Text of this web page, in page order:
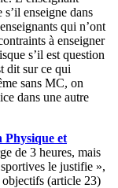
enseigne dans
qui n’ont
à enseigner
s’il est question
dit sur ce qui
sans MC, on
dans une autre
Physique et
de 3 heures, mais
le justifie »,
objectifs (article 23)